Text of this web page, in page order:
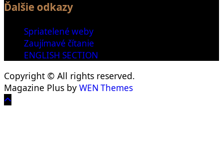
Ďalšie odkazy
Spriatelené weby
Zaujímavé čítanie
ENGLISH SECTION
Copyright © All rights reserved.
Magazine Plus by WEN Themes